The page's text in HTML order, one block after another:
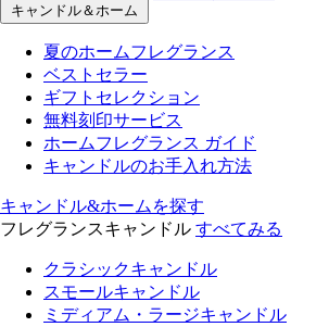
キャンドル＆ホーム
夏のホームフレグランス
ベストセラー
ギフトセレクション
無料刻印サービス
ホームフレグランス ガイド
キャンドルのお手入れ方法
キャンドル&ホームを探す
フレグランスキャンドル すべてみる
クラシックキャンドル
スモールキャンドル
ミディアム・ラージキャンドル